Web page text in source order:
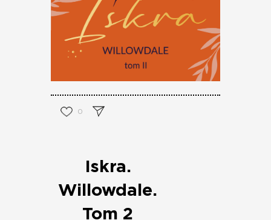
0
Iskra.
Willowdale.
Tom 2